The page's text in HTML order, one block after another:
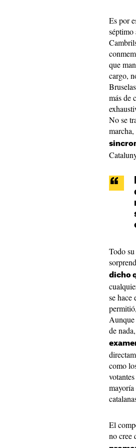
Es por
séptimo
que
cargo,
más de
No se
Todo
dicho
se hace
Aunque
de nada,
como
mayoría
El
no cree